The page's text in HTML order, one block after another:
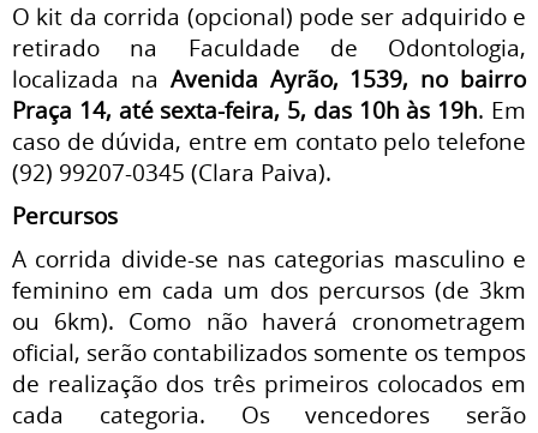
O kit da corrida (opcional) pode ser adquirido e
retirado na Faculdade de Odontologia,
localizada na Avenida Ayrão, 1539, no bairro
Praça 14, até sexta-feira, 5, das 10h às 19h. Em
caso de dúvida, entre em contato pelo telefone
(92) 99207-0345 (Clara Paiva).
Percursos
A corrida divide-se nas categorias masculino e
feminino em cada um dos percursos (de 3km
ou 6km). Como não haverá cronometragem
oficial, serão contabilizados somente os tempos
de realização dos três primeiros colocados em
cada categoria. Os vencedores serão